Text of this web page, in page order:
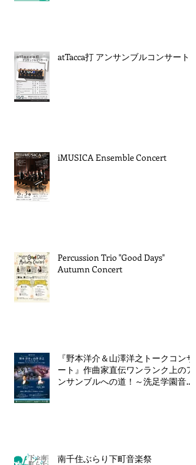
atTacca打 アンサンブルコンサート
iMUSICA Ensemble Concert
Percussion Trio "Good Days"
Autumn Concert
『野本洋介＆山澤洋之トークコンサ
ート』作曲家直伝ワンランク上のア
ンサンブルへの道！～洗足学園音楽
南千住ぶらり下町音楽祭